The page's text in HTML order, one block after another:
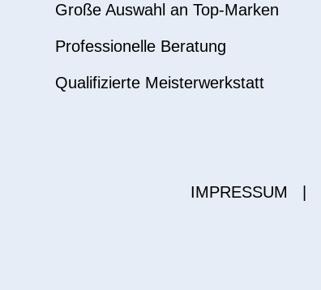
Große Auswahl an Top-Marken
Professionelle Beratung
Qualifizierte Meisterwerkstatt
IMPRESSUM